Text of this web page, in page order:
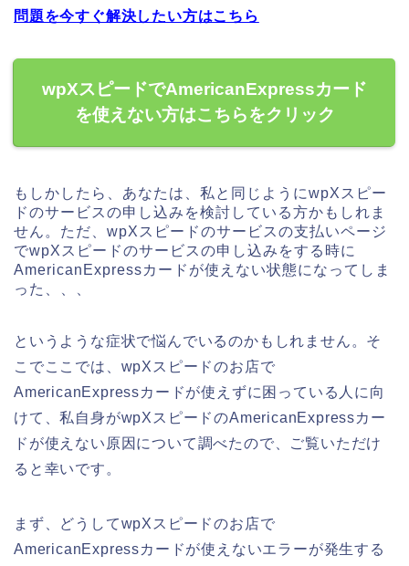
問題を今すぐ解決したい方はこちら
wpXスピードでAmericanExpressカード
を使えない方はこちらをクリック
もしかしたら、あなたは、私と同じようにwpXスピー
ドのサービスの申し込みを検討している方かもしれま
せん。ただ、wpXスピードのサービスの支払いページ
でwpXスピードのサービスの申し込みをする時に
AmericanExpressカードが使えない状態になってしま
った、、、
というような症状で悩んでいるのかもしれません。そ
こでここでは、wpXスピードのお店で
AmericanExpressカードが使えずに困っている人に向
けて、私自身がwpXスピードのAmericanExpressカー
ドが使えない原因について調べたので、ご覧いただけ
ると幸いです。
まず、どうしてwpXスピードのお店で
AmericanExpressカードが使えないエラーが発生する